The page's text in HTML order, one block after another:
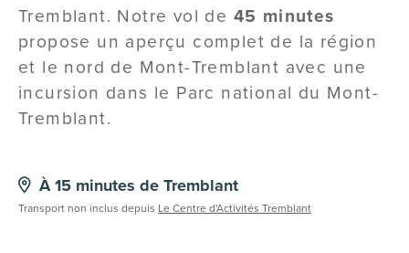
Tremblant. Notre vol de 45 minutes
propose un aperçu complet de la région
et le nord de Mont-Tremblant avec une
incursion dans le Parc national du Mont-
Tremblant.
À 15 minutes de Tremblant
Transport non inclus depuis Le Centre d'Activités Tremblant